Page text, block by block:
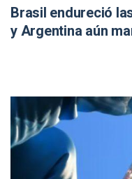
Brasil endureció
y Argentina aún